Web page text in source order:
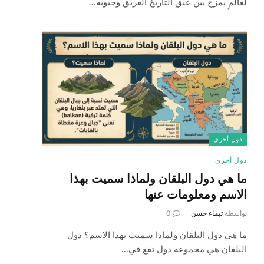
دول أخرى
دول أخرى
ما هي دول البلقان ولماذا سميت بهذا
الاسم ومعلومات عنها
بواسطة تيماء حسن 0
ما هي دول البلقان ولماذا سميت بهذا الاسم؟ دول
البلقان هي مجموعة دول تقع في…